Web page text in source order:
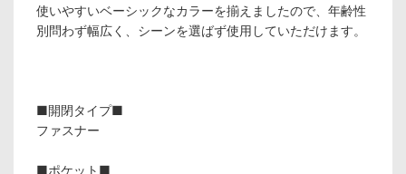
使いやすいベーシックなカラーを揃えましたので、年齢性
別問わず幅広く、シーンを選ばず使用していただけます。
■開閉タイプ■
ファスナー
■ポケット■